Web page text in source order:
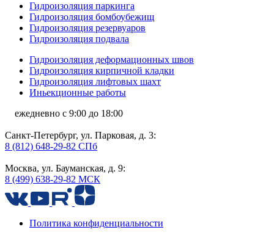
Гидроизоляция паркинга
Гидроизоляция бомбоубежищ
Гидроизоляция резервуаров
Гидроизоляция подвала
Гидроизоляция деформационных швов
Гидроизоляция кирпичной кладки
Гидроизоляция лифтовых шахт
Иньекционные работы
ежедневно с 9:00 до 18:00
Санкт-Петербург, ул. Парковая, д. 3:
8 (812) 648-29-82 СПб
Москва, ул. Бауманская, д. 9:
8 (499) 638-29-82 МСК
Политика конфиденциальности